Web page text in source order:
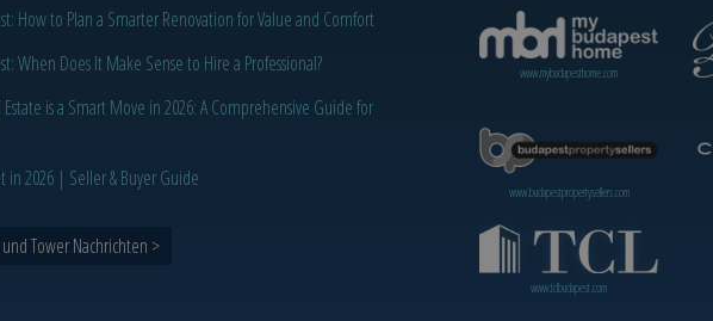
How to Plan a Smarter Renovation for Value and Comfort
When Does It Make Sense to Hire a Professional?
is a Smart Move in 2026: A Comprehensive Guide for
in 2026 | Seller & Buyer Guide
Tower Nachrichten >
www.mybudapesthome.com
www.budapestpropertysellers.com
www.tclbudapest.com